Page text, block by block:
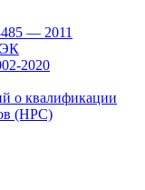
— 2011
2020
о квалификации
(НРС)